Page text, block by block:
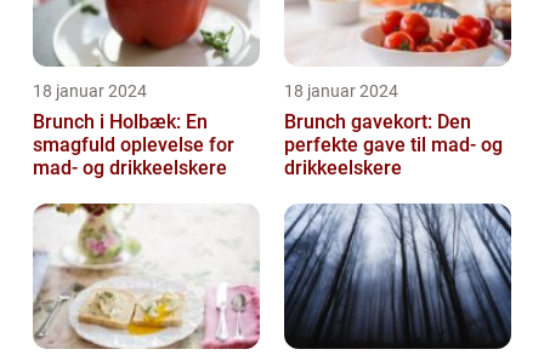
18 januar 2024
Brunch i Holbæk: En
smagfuld oplevelse for
mad- og drikkeelskere
18 januar 2024
Brunch gavekort: Den
perfekte gave til mad- og
drikkeelskere